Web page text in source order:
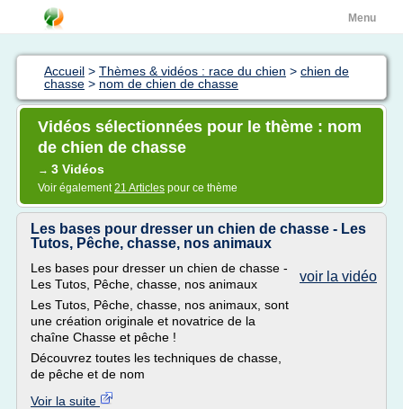
Menu
Accueil > Thèmes & vidéos : race du chien > chien de
chasse > nom de chien de chasse
Vidéos sélectionnées pour le thème : nom
de chien de chasse
→ 3 Vidéos
Voir également21 Articles pour ce thème
Les bases pour dresser un chien de chasse - Les
Tutos, Pêche, chasse, nos animaux
voir la vidéo
Les bases pour dresser un chien de chasse -
Les Tutos, Pêche, chasse, nos animaux
Les Tutos, Pêche, chasse, nos animaux, sont
une création originale et novatrice de la
chaîne Chasse et pêche !
Découvrez toutes les techniques de chasse,
de pêche et de nom
Voir la suite